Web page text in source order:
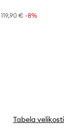
119,90 € -8%
Tabela velikosti